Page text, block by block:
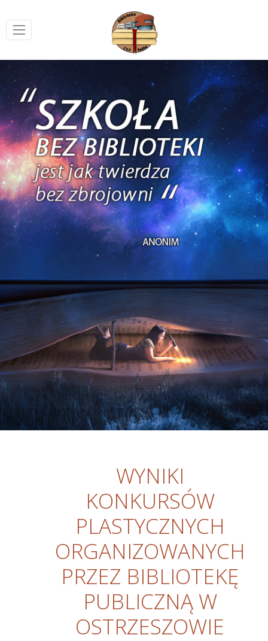
WYNIKI
KONKURSÓW
PLASTYCZNYCH
ORGANIZOWANYCH
PRZEZ BIBLIOTEKĘ
PUBLICZNĄ W
OSTRZESZOWIE